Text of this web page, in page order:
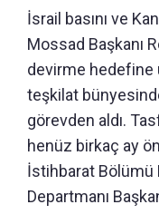
İsrail basını ve
Mossad Başkanı
devirme hedefine
teşkilat
görevden aldı.
henüz birkaç ay
İstihbarat Bölümü
Departmanı